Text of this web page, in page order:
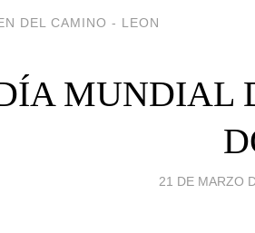
DEL CAMINO - LEON
MUNDIAL
21 DE MARZO